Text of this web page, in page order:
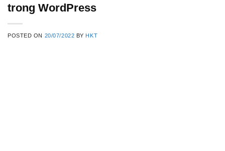
trong WordPress
POSTED ON 20/07/2022 BY HKT